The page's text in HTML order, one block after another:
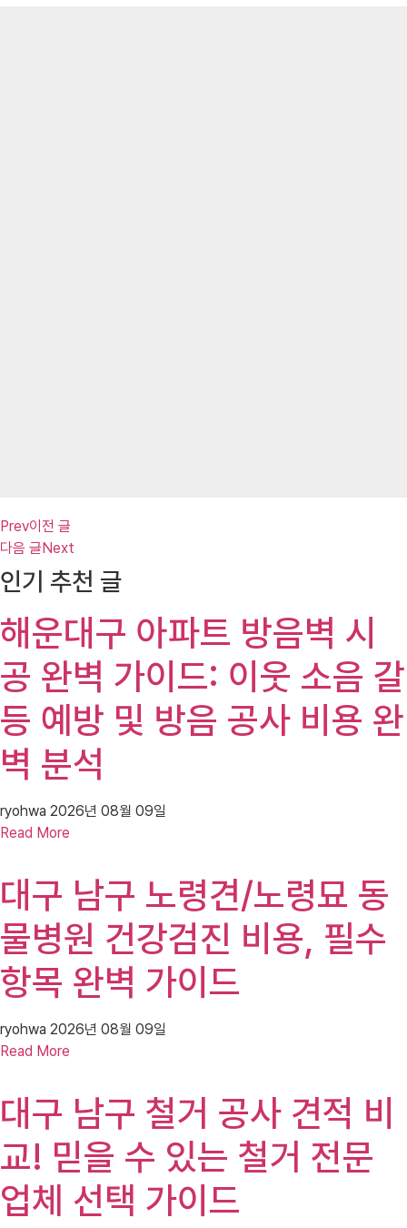
Prev이전 글
다음 글 Next
인기 추천 글
해운대구 아파트 방음벽 시
공 완벽 가이드: 이웃 소음 갈
등 예방 및 방음 공사 비용 완
벽 분석
ryohwa 2026년 08월 09일
Read More
대구 남구 노령견/노령묘 동
물병원 건강검진 비용, 필수
항목 완벽 가이드
ryohwa 2026년 08월 09일
Read More
대구 남구 철거 공사 견적 비
교! 믿을 수 있는 철거 전문
업체 선택 가이드